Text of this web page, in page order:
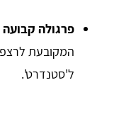
פרגולה קבועה
ל'סטנדרט'.